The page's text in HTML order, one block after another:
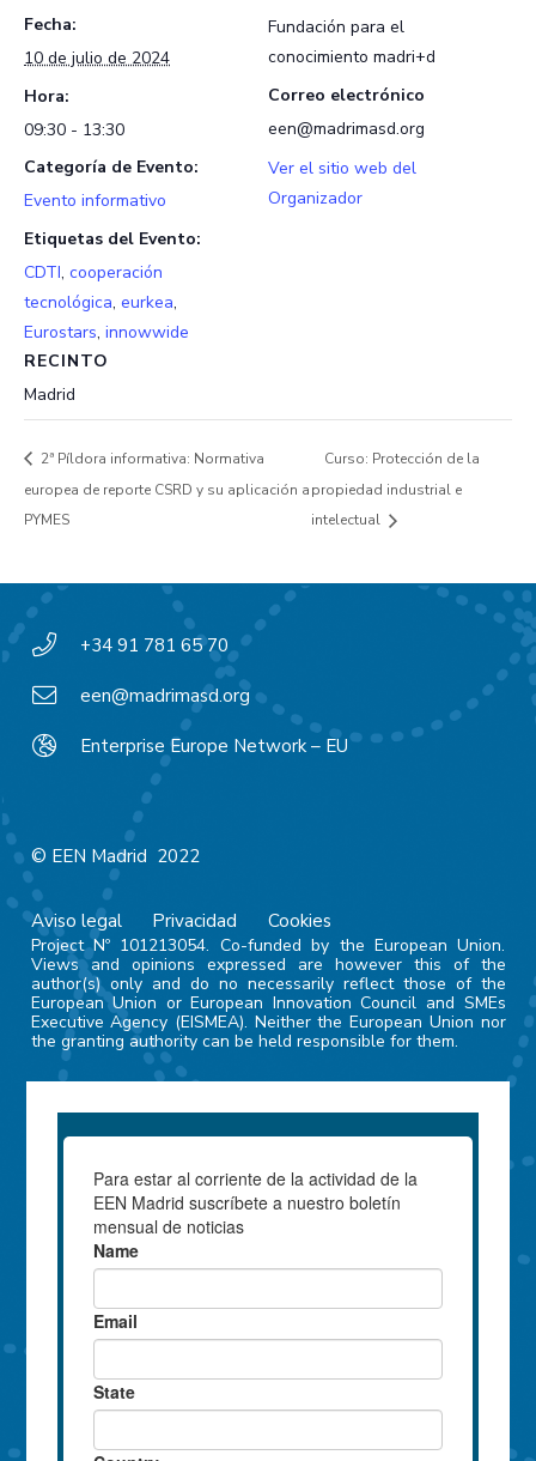
Fecha:
10 de julio de 2024
Hora:
09:30 - 13:30
Categoría de Evento:
Evento informativo
Etiquetas del Evento:
CDTI, cooperación
tecnológica, eurkea,
Eurostars, innowwide
RECINTO
Madrid
Fundación para el
conocimiento madri+d
Correo electrónico
een@madrimasd.org
Ver el sitio web del
Organizador
2ª Píldora informativa: Normativa
europea de reporte CSRD y su aplicación a
PYMES
Curso: Protección de la
propiedad industrial e
intelectual
+34 91 781 65 70
een@madrimasd.org
Enterprise Europe Network – EU
© EEN Madrid 2022
Aviso legal Privacidad Cookies
Project Nº 101213054. Co-funded by the European Union.
Views and opinions expressed are however this of the
author(s) only and do no necessarily reflect those of the
European Union or European Innovation Council and SMEs
Executive Agency (EISMEA). Neither the European Union nor
the granting authority can be held responsible for them.